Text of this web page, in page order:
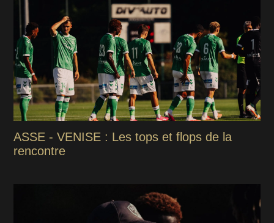
ASSE - VENISE : Les tops et flops de la
rencontre